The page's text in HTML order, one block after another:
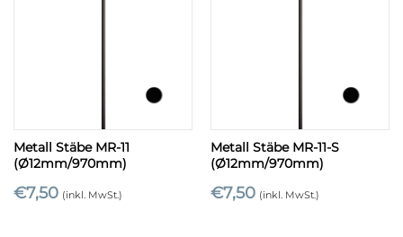
Metall Stäbe MR-11
(Ø12mm/970mm)
€7,50 (inkl. MwSt.)
Metall Stäbe MR-11-S
(Ø12mm/970mm)
€7,50 (inkl. MwSt.)